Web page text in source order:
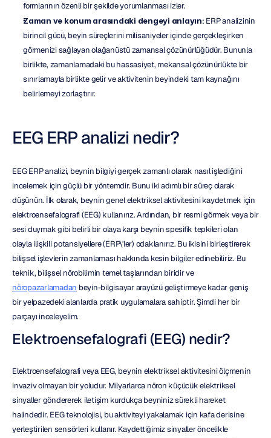
formlarının özenli bir şekilde yorumlanması izler.
Zaman ve konum arasındaki dengeyi anlayın: ERP analizinin
birincil gücü, beyin süreçlerini milisaniyeler içinde gerçekleşirken
görmenizi sağlayan olağanüstü zamansal çözünürlüğüdür. Bununla
birlikte, zamanlamadaki bu hassasiyet, mekansal çözünürlükte bir
sınırlamayla birlikte gelir ve aktivitenin beyindeki tam kaynağını
belirlemeyi zorlaştırır.
EEG ERP analizi nedir?
EEG ERP analizi, beynin bilgiyi gerçek zamanlı olarak nasıl işlediğini
incelemek için güçlü bir yöntemdir. Bunu iki adımlı bir süreç olarak
düşünün. İlk olarak, beynin genel elektriksel aktivitesini kaydetmek için
elektroensefalografi (EEG) kullanırız. Ardından, bir resmi görmek veya bir
sesi duymak gibi belirli bir olaya karşı beynin spesifik tepkileri olan
olayla ilişkili potansiyellere (ERP\'ler) odaklanırız. Bu ikisini birleştirerek
bilişsel işlevlerin zamanlaması hakkında kesin bilgiler edinebiliriz. Bu
teknik, bilişsel nörobilimin temel taşlarından biridir ve
nöropazarlamadan beyin-bilgisayar arayüzü geliştirmeye kadar geniş
bir yelpazedeki alanlarda pratik uygulamalara sahiptir. Şimdi her bir
parçayı inceleyelim.
Elektroensefalografi (EEG) nedir?
Elektroensefalografi veya EEG, beynin elektriksel aktivitesini ölçmenin
invaziv olmayan bir yoludur. Milyarlarca nöron küçücük elektriksel
sinyaller göndererek iletişim kurdukça beyniniz sürekli hareket
halindedir. EEG teknolojisi, bu aktiviteyi yakalamak için kafa derisine
yerleştirilen sensörleri kullanır. Kaydettiğimiz sinyaller öncelikle